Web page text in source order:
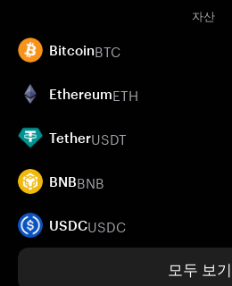
자산
BitcoinBTC
EthereumETH
TetherUSDT
BNBBNB
USDCUSDC
모두 보기